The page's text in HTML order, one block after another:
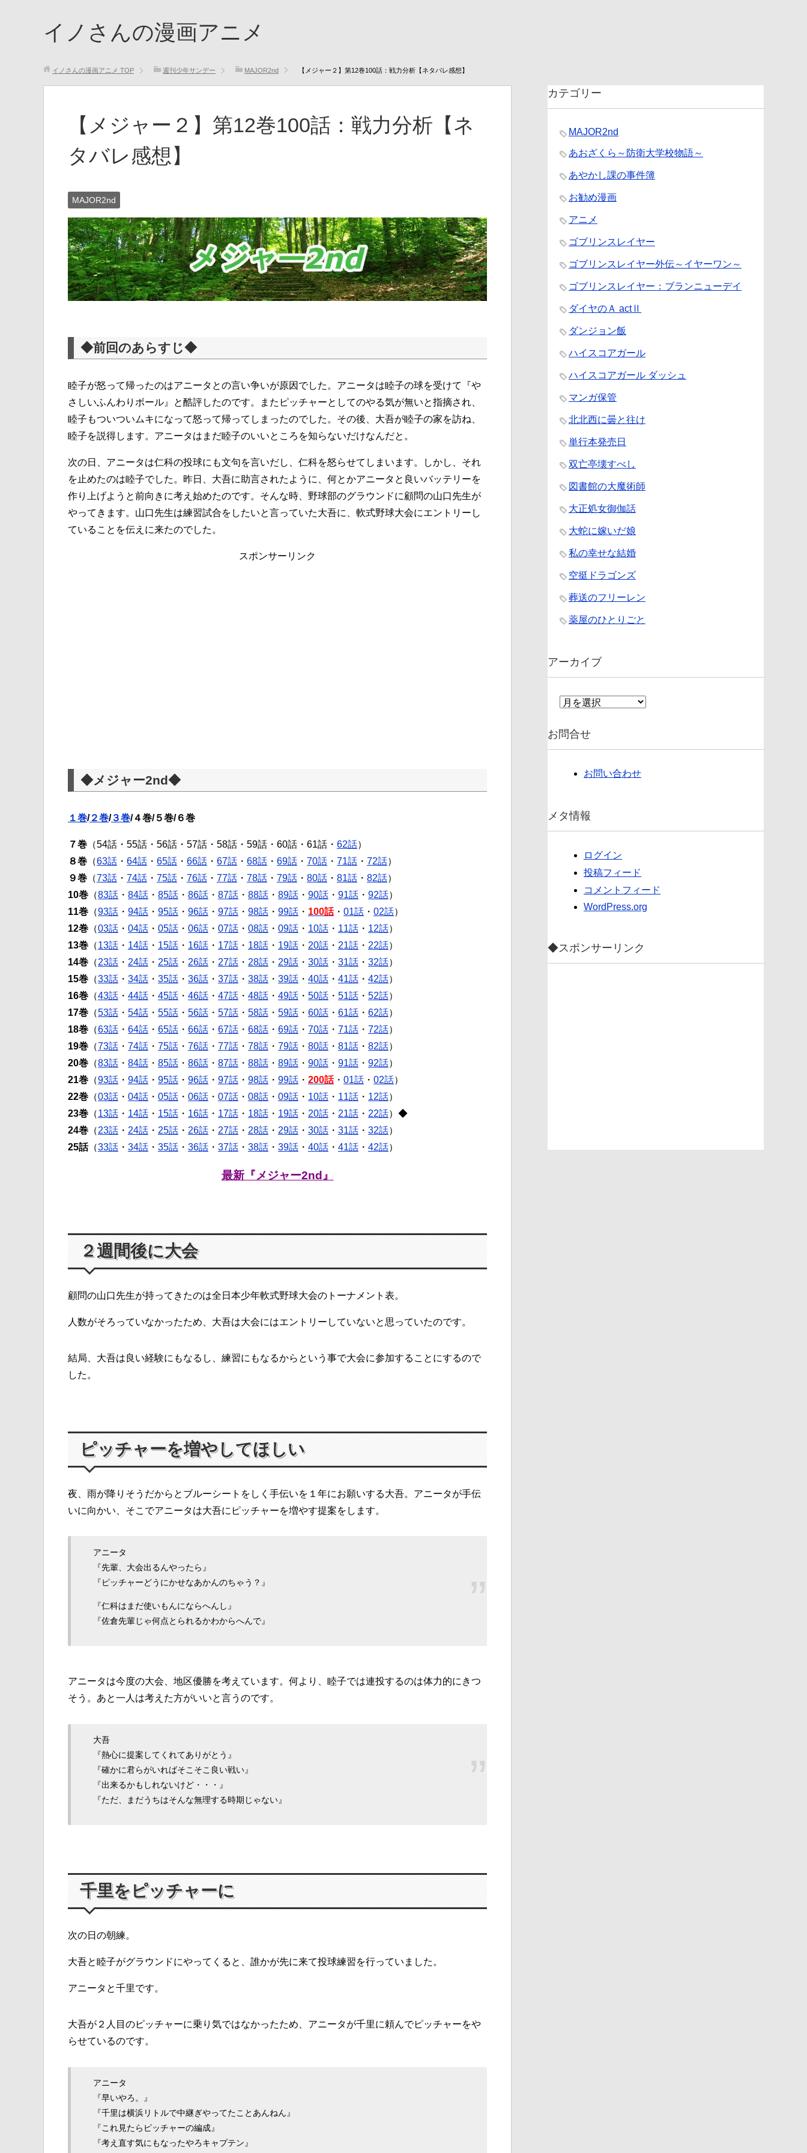
イノさんの漫画アニメ
イノさんの漫画アニメ TOP 週刊少年サンデー MAJOR2nd 【メジャー２】第12巻100話：戦力分析【ネタバレ感想】
【メジャー２】第12巻100話：戦力分析【ネ
タバレ感想】
MAJOR2nd
◆前回のあらすじ◆
睦子が怒って帰ったのはアニータとの言い争いが原因でした。アニータは睦子の球を受けて『や
さしいふんわりボール』と酷評したのです。またピッチャーとしてのやる気が無いと指摘され、
睦子もついついムキになって怒って帰ってしまったのでした。その後、大吾が睦子の家を訪ね、
睦子を説得します。アニータはまだ睦子のいいところを知らないだけなんだと。
次の日、アニータは仁科の投球にも文句を言いだし、仁科を怒らせてしまいます。しかし、それ
を止めたのは睦子でした。昨日、大吾に助言されたように、何とかアニータと良いバッテリーを
作り上げようと前向きに考え始めたのです。そんな時、野球部のグラウンドに顧問の山口先生が
やってきます。山口先生は練習試合をしたいと言っていた大吾に、軟式野球大会にエントリーし
ていることを伝えに来たのでした。
スポンサーリンク
◆メジャー2nd◆
１巻/２巻/３巻/４巻/５巻/６巻
７巻 （54話・55話・56話・57話・58話・59話・60話・61話・ 62話）
８巻 （63話 ・ 64話 ・ 65話 ・ 66話 ・ 67話 ・ 68話 ・ 69話 ・ 70話 ・ 71話 ・ 72話）
９巻 （73話 ・ 74話 ・ 75話 ・ 76話 ・ 77話 ・ 78話 ・ 79話 ・ 80話 ・ 81話 ・ 82話）
10巻 （83話 ・ 84話 ・ 85話 ・ 86話 ・ 87話 ・ 88話 ・ 89話 ・ 90話 ・ 91話 ・ 92話）
11巻 （93話 ・ 94話 ・ 95話 ・ 96話 ・ 97話 ・ 98話 ・ 99話 ・ 100話・ 01話 ・ 02話）
12巻 （03話 ・ 04話 ・ 05話 ・ 06話 ・ 07話 ・ 08話 ・ 09話 ・ 10話 ・ 11話 ・ 12話）
13巻 （13話 ・ 14話 ・ 15話 ・ 16話 ・ 17話 ・ 18話 ・ 19話 ・ 20話 ・ 21話 ・ 22話）
14巻 （23話 ・ 24話 ・ 25話 ・ 26話 ・ 27話 ・ 28話 ・ 29話 ・ 30話 ・ 31話 ・ 32話）
15巻 （33話 ・ 34話 ・ 35話 ・ 36話 ・ 37話 ・ 38話 ・ 39話 ・ 40話 ・ 41話 ・ 42話）
16巻 （43話 ・ 44話 ・ 45話 ・ 46話 ・ 47話 ・ 48話 ・ 49話 ・ 50話 ・ 51話 ・ 52話）
17巻 （53話 ・ 54話 ・ 55話 ・ 56話 ・ 57話 ・ 58話 ・ 59話 ・ 60話 ・ 61話 ・ 62話）
18巻 （63話 ・ 64話 ・ 65話 ・ 66話 ・ 67話 ・ 68話 ・ 69話 ・ 70話 ・ 71話 ・ 72話）
19巻 （73話 ・ 74話 ・ 75話 ・ 76話 ・ 77話 ・ 78話 ・ 79話 ・ 80話 ・ 81話 ・ 82話）
20巻 （83話 ・ 84話 ・ 85話 ・ 86話 ・ 87話 ・ 88話 ・ 89話 ・ 90話 ・ 91話 ・ 92話）
21巻 （93話 ・ 94話 ・ 95話 ・ 96話 ・ 97話 ・ 98話 ・ 99話 ・ 200話・ 01話 ・ 02話）
22巻 （03話 ・ 04話 ・ 05話 ・ 06話 ・ 07話 ・ 08話 ・ 09話 ・ 10話 ・ 11話 ・ 12話）
23巻 （13話 ・ 14話 ・ 15話 ・ 16話 ・ 17話 ・ 18話 ・ 19話 ・ 20話 ・ 21話 ・ 22話）◆
24巻 （23話 ・ 24話 ・ 25話 ・ 26話 ・ 27話 ・ 28話 ・ 29話 ・ 30話 ・ 31話 ・ 32話）
25話（33話 ・ 34話 ・ 35話 ・ 36話 ・ 37話 ・ 38話 ・ 39話 ・ 40話 ・ 41話 ・ 42話）
最新『メジャー2nd』
２週間後に大会
顧問の山口先生が持ってきたのは全日本少年軟式野球大会のトーナメント表。
人数がそろっていなかったため、大吾は大会にはエントリーしていないと思っていたのです。
結局、大吾は良い経験にもなるし、練習にもなるからという事で大会に参加することにするので
した。
ピッチャーを増やしてほしい
夜、雨が降りそうだからとブルーシートをしく手伝いを１年にお願いする大吾。アニータが手伝
いに向かい、そこでアニータは大吾にピッチャーを増やす提案をします。
アニータ
『先輩、大会出るんやったら』
『ピッチャーどうにかせなあかんのちゃう？』
『仁科はまだ使いもんにならへんし』
『佐倉先輩じゃ何点とられるかわからへんで』
アニータは今度の大会、地区優勝を考えています。何より、睦子では連投するのは体力的にきつ
そう。あと一人は考えた方がいいと言うのです。
大吾
『熱心に提案してくれてありがとう』
『確かに君らがいればそこそこ良い戦い』
『出来るかもしれないけど・・・』
『ただ、まだうちはそんな無理する時期じゃない』
千里をピッチャーに
次の日の朝練。
大吾と睦子がグラウンドにやってくると、誰かが先に来て投球練習を行っていました。
アニータと千里です。
大吾が２人目のピッチャーに乗り気ではなかったため、アニータが千里に頼んでピッチャーをや
らせているのです。
アニータ
『早いやろ。』
『千里は横浜リトルで中継ぎやってたことあんねん』
『これ見たらピッチャーの編成』
『考え直す気にもなったやろキャプテン』
カテゴリー
MAJOR2nd
あおざくら～防衛大学校物語～
あやかし課の事件簿
お勧め漫画
アニメ
ゴブリンスレイヤー
ゴブリンスレイヤー外伝～イヤーワン～
ゴブリンスレイヤー：ブランニューデイ
ダイヤのＡ actⅡ
ダンジョン飯
ハイスコアガール
ハイスコアガール ダッシュ
マンガ保管
北北西に曇と往け
単行本発売日
双亡亭壊すべし
図書館の大魔術師
大正処女御伽話
大蛇に嫁いだ娘
私の幸せな結婚
空挺ドラゴンズ
葬送のフリーレン
薬屋のひとりごと
アーカイブ
ア
イ
ブ
お問合せ
お問い合わせ
メタ情報
ログイン
投稿フィード
コメントフィード
WordPress.org
◆スポンサーリンク